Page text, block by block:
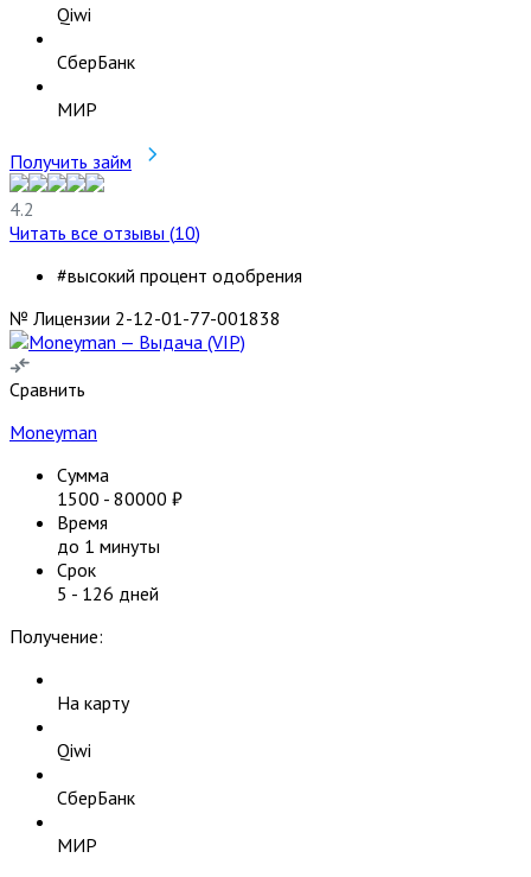
Qiwi
СберБанк
МИР
Получить займ
4.2
Читать все отзывы (10)
#высокий процент одобрения
№ Лицензии 2-12-01-77-001838
Сравнить
Moneyman
Сумма
1500 - 80000 ₽
Время
до 1 минуты
Срок
5 - 126 дней
Получение:
На карту
Qiwi
СберБанк
МИР